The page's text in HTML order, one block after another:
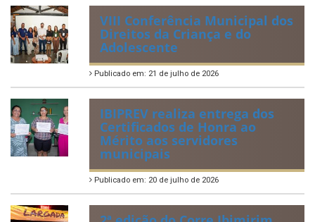
VIII Conferência Municipal dos
Direitos da Criança e do
Adolescente
Publicado em: 21 de julho de 2026
IBIPREV realiza entrega dos
Certificados de Honra ao
Mérito aos servidores
municipais
Publicado em: 20 de julho de 2026